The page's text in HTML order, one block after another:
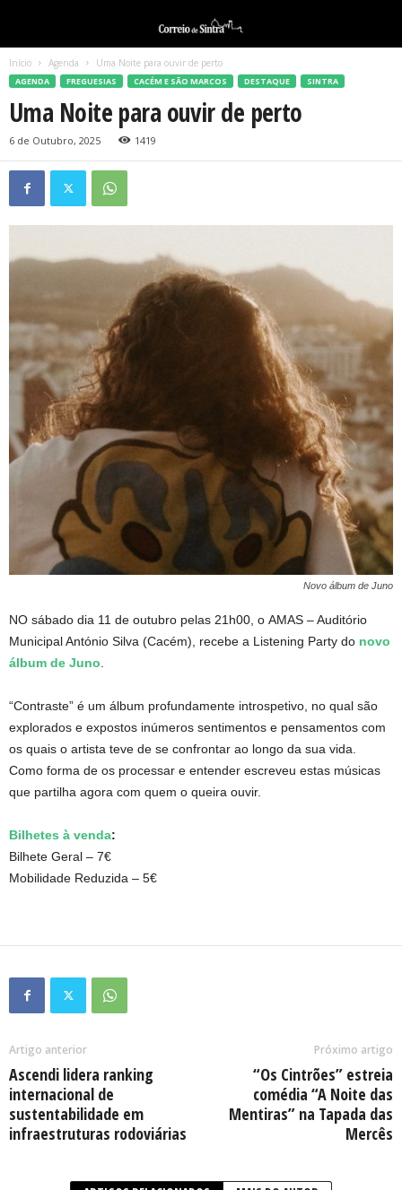
Início Agenda Uma Noite para ouvir de perto
AGENDA FREGUESIAS CACÉM E SÃO MARCOS DESTAQUE SINTRA
Uma Noite para ouvir de perto
6 de Outubro, 2025 1419
Novo álbum de Juno
NO sábado dia 11 de outubro pelas 21h00, o AMAS – Auditório
Municipal António Silva (Cacém), recebe a Listening Party do novo
álbum de Juno
“Contraste” é um álbum profundamente introspetivo, no qual são
explorados e expostos inúmeros sentimentos e pensamentos com
os quais o artista teve de se confrontar ao longo da sua vida.
Como forma de os processar e entender escreveu estas músicas
que partilha agora com quem o queira ouvir.
Bilhetes à venda:
Bilhete Geral – 7€
Mobilidade Reduzida – 5€
Artigo anterior
Ascendi lidera ranking
internacional de
sustentabilidade em
infraestruturas rodoviárias
Próximo artigo
“Os Cintrões” estreia
comédia “A Noite das
Mentiras” na Tapada das
Mercês